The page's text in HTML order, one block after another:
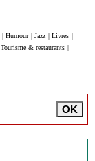
| Humour | Jazz | Livres |
Tourisme & restaurants |